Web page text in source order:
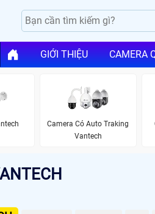
GIỚI THIỆU CAMERA
Camera Có Auto Traking
Vantech